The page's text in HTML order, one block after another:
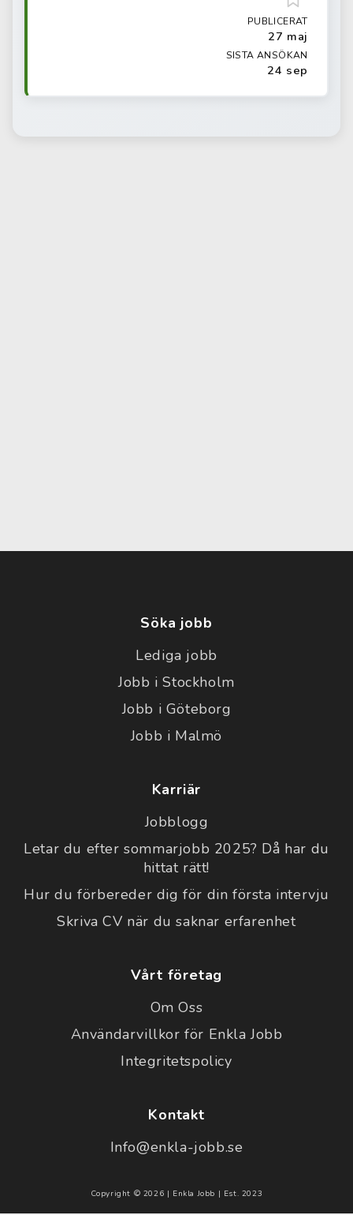
PUBLICERAT
27 maj
SISTA ANSÖKAN
24 sep
Söka jobb
Lediga jobb
Jobb i Stockholm
Jobb i Göteborg
Jobb i Malmö
Karriär
Jobblogg
Letar du efter sommarjobb 2025? Då har du
hittat rätt!
Hur du förbereder dig för din första intervju
Skriva CV när du saknar erfarenhet
Vårt företag
Om Oss
Användarvillkor för Enkla Jobb
Integritetspolicy
Kontakt
Info@enkla-jobb.se
Copyright © 2026 | Enkla Jobb | Est. 2023